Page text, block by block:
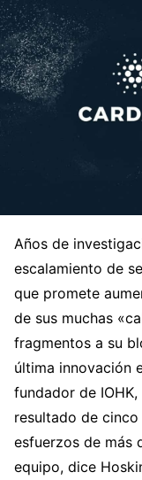
Años de
escalamiento de
que promete
de sus muchas
fragmentos a su
última innovación
fundador de
resultado de
esfuerzos de más
equipo, dice